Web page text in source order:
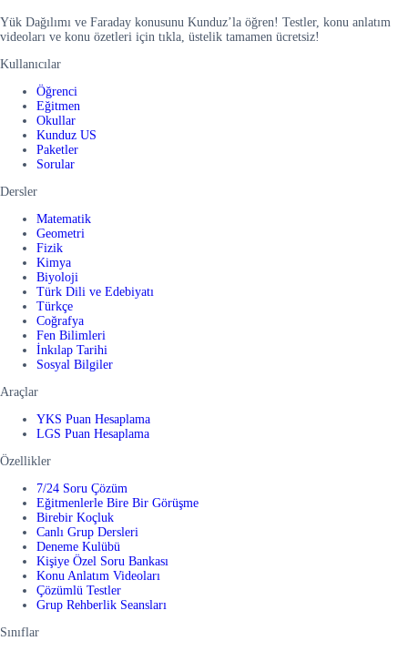
Yük Dağılımı ve Faraday konusunu Kunduz’la öğren! Testler, konu anlatım
videoları ve konu özetleri için tıkla, üstelik tamamen ücretsiz!
Kullanıcılar
Öğrenci
Eğitmen
Okullar
Kunduz US
Paketler
Sorular
Dersler
Matematik
Geometri
Fizik
Kimya
Biyoloji
Türk Dili ve Edebiyatı
Türkçe
Coğrafya
Fen Bilimleri
İnkılap Tarihi
Sosyal Bilgiler
Araçlar
YKS Puan Hesaplama
LGS Puan Hesaplama
Özellikler
7/24 Soru Çözüm
Eğitmenlerle Bire Bir Görüşme
Birebir Koçluk
Canlı Grup Dersleri
Deneme Kulübü
Kişiye Özel Soru Bankası
Konu Anlatım Videoları
Çözümlü Testler
Grup Rehberlik Seansları
Sınıflar